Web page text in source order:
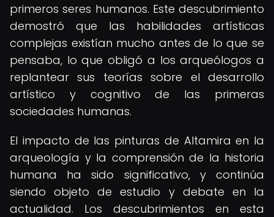
primeros seres humanos. Este descubrimiento
demostró que las habilidades artísticas
complejas existían mucho antes de lo que se
pensaba, lo que obligó a los arqueólogos a
replantear sus teorías sobre el desarrollo
artístico y cognitivo de las primeras
sociedades humanas.
El impacto de las pinturas de Altamira en la
arqueología y la comprensión de la historia
humana ha sido significativo, y continúa
siendo objeto de estudio y debate en la
actualidad. Los descubrimientos en esta